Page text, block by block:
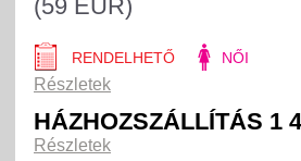
(59 EUR)
RENDELHETŐ
Részletek
NŐI
HÁZHOZSZÁLLÍTÁS 1
Részletek